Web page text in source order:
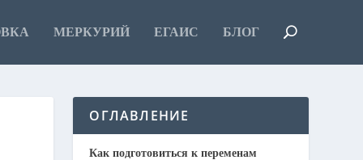
МЕРКУРИЙ ЕГАИС БЛОГ
ОГЛАВЛЕНИЕ
Как подготовиться к переменам